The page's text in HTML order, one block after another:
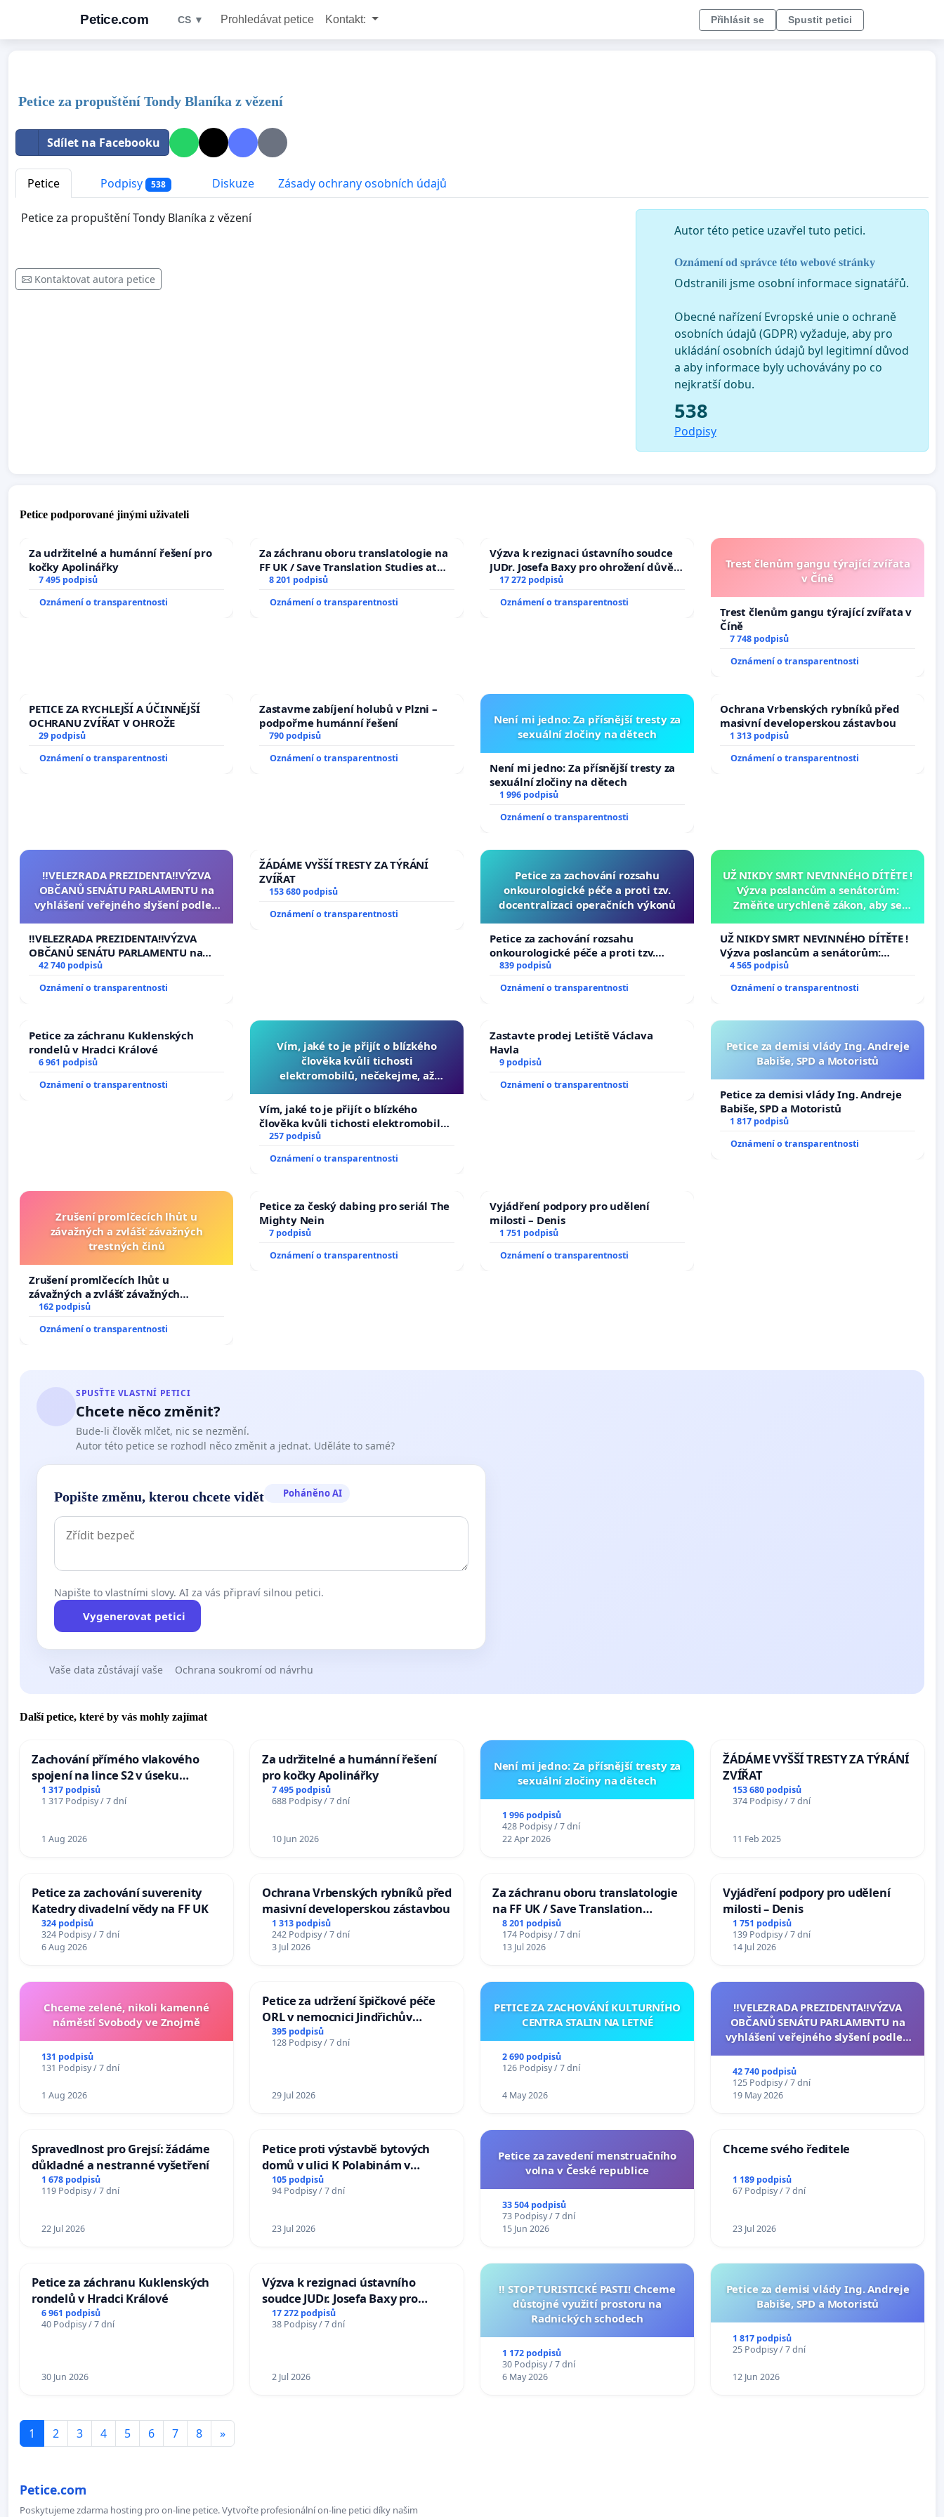
Petice.com CS ▼ Prohledávat petice Kontakt: Přihlásit se Spustit petici
Petice za propuštění Tondy Blaníka z vězení
Sdílet na Facebooku
Petice Podpisy 538 Diskuze Zásady ochrany osobních údajů
Petice za propuštění Tondy Blaníka z vězení
Kontaktovat autora petice
Autor této petice uzavřel tuto petici.
Oznámení od správce této webové stránky
Odstranili jsme osobní informace signatářů.
Obecné nařízení Evropské unie o ochraně
osobních údajů (GDPR) vyžaduje, aby pro
ukládání osobních údajů byl legitimní důvod
a aby informace byly uchovávány po co
nejkratší dobu.
538
Podpisy
Petice podporované jinými uživateli
Za udržitelné a humánní řešení pro
kočky Apolinářky
7 495 podpisů
Oznámení o transparentnosti
Za záchranu oboru translatologie na
FF UK / Save Translation Studies at
the Faculty of Arts, Charles
8 201 podpisů
Oznámení o transparentnosti
Výzva k rezignaci ústavního soudce
JUDr. Josefa Baxy pro ohrožení důvěry
ve spravedlivý proces
17 272 podpisů
Oznámení o transparentnosti
Trest členům gangu týrající zvířata
v Číně
Trest členům gangu týrající zvířata v
Číně
7 748 podpisů
Oznámení o transparentnosti
PETICE ZA RYCHLEJŠÍ A ÚČINNĚJŠÍ
OCHRANU ZVÍŘAT V OHROŽE
29 podpisů
Oznámení o transparentnosti
Zastavme zabíjení holubů v Plzni –
podpořme humánní řešení
790 podpisů
Oznámení o transparentnosti
Není mi jedno: Za přísnější tresty za
sexuální zločiny na dětech
Není mi jedno: Za přísnější tresty za
sexuální zločiny na dětech
1 996 podpisů
Oznámení o transparentnosti
Ochrana Vrbenských rybníků před
masivní developerskou zástavbou
1 313 podpisů
Oznámení o transparentnosti
‼️VELEZRADA PREZIDENTA‼️VÝZVA
OBČANŮ SENÁTU PARLAMENTU na
vyhlášení veřejného slyšení podle §
na přijetí usnesení k podání ústavní
žaloby na prezidenta republiky
‼️VELEZRADA PREZIDENTA‼️VÝZVA
OBČANŮ SENÁTU PARLAMENTU na
vyhlášení veřejného slyšení podle §
na přijetí usnesení k podání ústavní
42 740 podpisů
Oznámení o transparentnosti
ŽÁDÁME VYŠŠÍ TRESTY ZA TÝRÁNÍ
ZVÍŘAT
153 680 podpisů
Oznámení o transparentnosti
Petice za zachování rozsahu
onkourologické péče a proti tzv.
docentralizaci operačních výkonů
Petice za zachování rozsahu
onkourologické péče a proti tzv.
docentralizaci operačních výkonů
839 podpisů
Oznámení o transparentnosti
UŽ NIKDY SMRT NEVINNÉHO DÍTĚTE !
Výzva poslancům a senátorům:
Změňte urychleně zákon, aby se
opakovat!
UŽ NIKDY SMRT NEVINNÉHO DÍTĚTE !
Výzva poslancům a senátorům:
Změňte urychleně zákon, aby se
opakovat!
4 565 podpisů
Oznámení o transparentnosti
Petice za záchranu Kuklenských
rondelů v Hradci Králové
6 961 podpisů
Oznámení o transparentnosti
Vím, jaké to je přijít o blízkého
člověka kvůli tichosti
elektromobilů, nečekejme, až
auta!
Vím, jaké to je přijít o blízkého
člověka kvůli tichosti elektromobilů,
nečekejme, až přibydou další,
257 podpisů
Oznámení o transparentnosti
Zastavte prodej Letiště Václava
Havla
9 podpisů
Oznámení o transparentnosti
Petice za demisi vlády Ing. Andreje
Babiše, SPD a Motoristů
Petice za demisi vlády Ing. Andreje
Babiše, SPD a Motoristů
1 817 podpisů
Oznámení o transparentnosti
Zrušení promlčecích lhůt u
závažných a zvlášť závažných
trestných činů
Zrušení promlčecích lhůt u
závažných a zvlášť závažných
trestných činů
162 podpisů
Oznámení o transparentnosti
Petice za český dabing pro seriál The
Mighty Nein
7 podpisů
Oznámení o transparentnosti
Vyjádření podpory pro udělení
milosti – Denis
1 751 podpisů
Oznámení o transparentnosti
SPUSŤTE VLASTNÍ PETICI
Chcete něco změnit?
Bude-li člověk mlčet, nic se nezmění.
Autor této petice se rozhodl něco změnit a jednat. Uděláte to samé?
Popište změnu, kterou chcete vidět Poháněno AI
Napište to vlastními slovy. AI za vás připraví silnou petici.
Vygenerovat petici
Vaše data zůstávají vaše Ochrana soukromí od návrhu
Další petice, které by vás mohly zajímat
Zachování přímého vlakového
spojení na lince S2 v úseku
Ostrava – Bohumín – Karviná –
Mosty u Jablunkova
1 317 podpisů
1 317 Podpisy / 7 dní
1 Aug 2026
Za udržitelné a humánní řešení
pro kočky Apolinářky
7 495 podpisů
688 Podpisy / 7 dní
10 Jun 2026
Není mi jedno: Za přísnější tresty za
sexuální zločiny na dětech
1 996 podpisů
428 Podpisy / 7 dní
22 Apr 2026
ŽÁDÁME VYŠŠÍ TRESTY ZA TÝRÁNÍ
ZVÍŘAT
153 680 podpisů
374 Podpisy / 7 dní
11 Feb 2025
Petice za zachování suverenity
Katedry divadelní vědy na FF UK
324 podpisů
324 Podpisy / 7 dní
6 Aug 2026
Ochrana Vrbenských rybníků před
masivní developerskou zástavbou
1 313 podpisů
242 Podpisy / 7 dní
3 Jul 2026
Za záchranu oboru translatologie
na FF UK / Save Translation
Studies at the Faculty of Arts,
Charles University
8 201 podpisů
174 Podpisy / 7 dní
13 Jul 2026
Vyjádření podpory pro udělení
milosti – Denis
1 751 podpisů
139 Podpisy / 7 dní
14 Jul 2026
Chceme zelené, nikoli kamenné
náměstí Svobody ve Znojmě
131 podpisů
131 Podpisy / 7 dní
1 Aug 2026
Petice za udržení špičkové péče
ORL v nemocnici Jindřichův
Hradec
395 podpisů
128 Podpisy / 7 dní
29 Jul 2026
PETICE ZA ZACHOVÁNÍ KULTURNÍHO
CENTRA STALIN NA LETNÉ
2 690 podpisů
126 Podpisy / 7 dní
4 May 2026
‼️VELEZRADA PREZIDENTA‼️VÝZVA
OBČANŮ SENÁTU PARLAMENTU na
vyhlášení veřejného slyšení podle §
na přijetí usnesení k podání ústavní
žaloby na prezidenta republiky
42 740 podpisů
125 Podpisy / 7 dní
19 May 2026
Spravedlnost pro Grejsí: žádáme
důkladné a nestranné vyšetření
1 678 podpisů
119 Podpisy / 7 dní
22 Jul 2026
Petice proti výstavbě bytových
domů v ulici K Polabinám v
Pardubicích
105 podpisů
94 Podpisy / 7 dní
23 Jul 2026
Petice za zavedení menstruačního
volna v České republice
33 504 podpisů
73 Podpisy / 7 dní
15 Jun 2026
Chceme svého ředitele
1 189 podpisů
67 Podpisy / 7 dní
23 Jul 2026
Petice za záchranu Kuklenských
rondelů v Hradci Králové
6 961 podpisů
40 Podpisy / 7 dní
30 Jun 2026
Výzva k rezignaci ústavního
soudce JUDr. Josefa Baxy pro
ohrožení důvěry ve spravedlivý
proces
17 272 podpisů
38 Podpisy / 7 dní
2 Jul 2026
‼️ STOP TURISTICKÉ PASTI! Chceme
důstojné využití prostoru na
Radnických schodech
1 172 podpisů
30 Podpisy / 7 dní
6 May 2026
Petice za demisi vlády Ing. Andreje
Babiše, SPD a Motoristů
1 817 podpisů
25 Podpisy / 7 dní
12 Jun 2026
1 2 3 4 5 6 7 8 »
Petice.com
Poskytujeme zdarma hosting pro on-line petice. Vytvořte profesionální on-line petici díky našim